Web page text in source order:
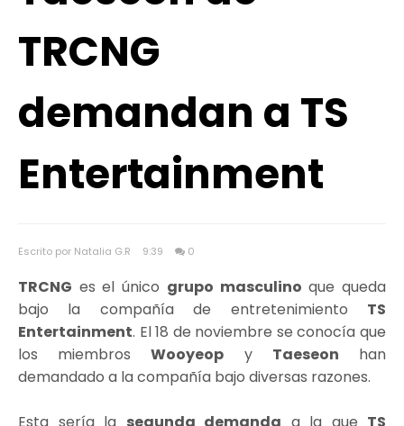
TRCNG
demandan a TS
Entertainment
Escrito por Natalia G.R 9:39 0
TRCNG es el único grupo masculino que queda
bajo la compañía de entretenimiento TS
Entertainment. El 18 de noviembre se conocía que
los miembrosWooyeop y Taeseon han
demandado a la compañía bajo diversas razones.